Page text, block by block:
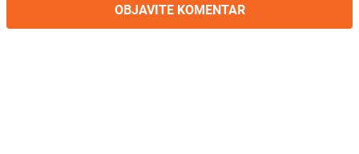
OBJAVITE KOMENTAR